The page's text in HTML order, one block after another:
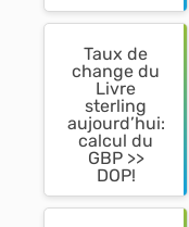
Taux de
change du
Livre
sterling
aujourd’hui:
calcul du
GBP >>
DOP!